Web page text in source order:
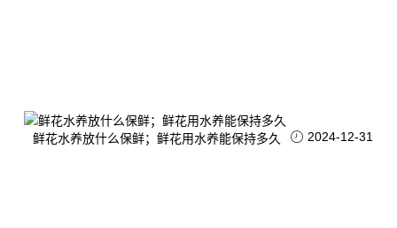
鲜花水养放什么保鲜；鲜花用水养能保持多久 2024-12-31